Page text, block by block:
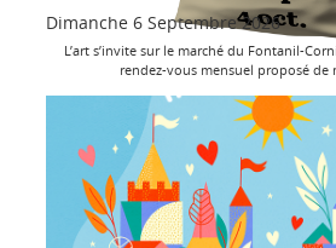
Dimanche 6 Septembre 2026
L’art s’invite sur le marché du Fontanil-
rendez-vous mensuel proposé de